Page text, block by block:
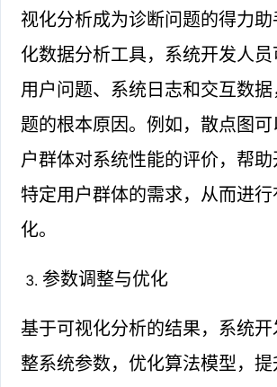
视化分析成为诊断问题的得力
化数据分析工具，系统开发人
用户问题、系统日志和交互数据
题的根本原因。例如，散点图可
户群体对系统性能的评价，帮助
特定用户群体的需求，从而进
化。
参数调整与优化
基于可视化分析的结果，系统开
整系统参数，优化算法模型，提